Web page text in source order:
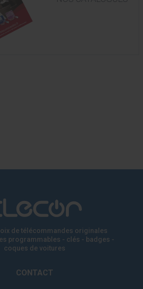
de télécommandes originales
programmables - clés - badges -
coques de voitures
CONTACT